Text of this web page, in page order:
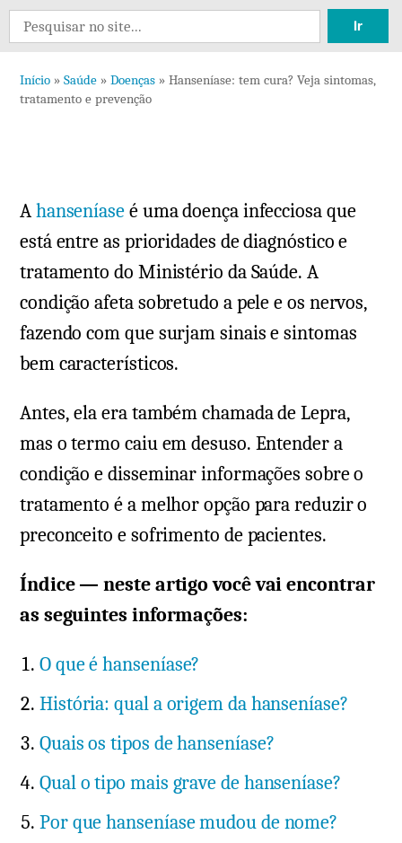
11
Search
for:
Início » Saúde » Doenças » Hanseníase: tem cura? Veja sintomas,
tratamento e prevenção
Ahanseníaseé uma doença infecciosa que
está entre as prioridades de diagnóstico e
tratamento do Ministério da Saúde. A
condição afeta sobretudo a pele e os nervos,
fazendo com que surjam sinais e sintomas
bem característicos.
Antes, ela era também chamada de Lepra,
mas o termo caiu em desuso. Entender a
condição e disseminar informações sobre o
tratamento é a melhor opção para reduzir o
preconceito e sofrimento de pacientes.
Índice — neste artigo você vai encontrar
as seguintes informações:
O que é hanseníase?
História: qual a origem da hanseníase?
Quais os tipos de hanseníase?
Qual o tipo mais grave de hanseníase?
Por que hanseníase mudou de nome?